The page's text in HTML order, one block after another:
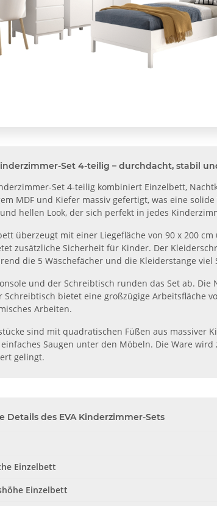
Set 4-teilig – durchdacht, stabil
Set 4-teilig kombiniert Einzelbett,
MDF und Kiefer massiv gefertigt, was eine
hellen Look, der sich perfekt in jedes
überzeugt mit einer Liegefläche von 90 x 200
zusätzliche Sicherheit für Kinder. Der
die 5 Wäschefächer und die Kleiderstange
und der Schreibtisch runden das Set ab.
Schreibtisch bietet eine großzügige Arbeitsfläche
Arbeiten.
sind mit quadratischen Füßen aus massiver
Saugen unter den Möbeln. Die Ware
gelingt.
Details des EVA Kinderzimmer-Sets
Einzelbett
Einzelbett